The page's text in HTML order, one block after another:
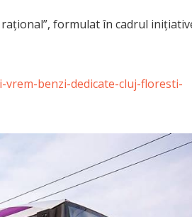
formulat în cadrul
benzi-dedicate-cluj-floresti-